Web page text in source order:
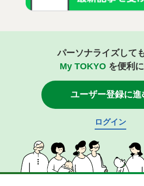
パーソナライズして
My TOKYOを便利に
ユーザー登録に進
ログイン